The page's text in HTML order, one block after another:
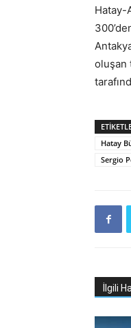
Hatay-
oluşan
Hatay
Sergio
İlgili